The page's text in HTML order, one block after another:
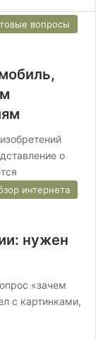
вопросы
о
интернета
нужен
«зачем
с картинками,